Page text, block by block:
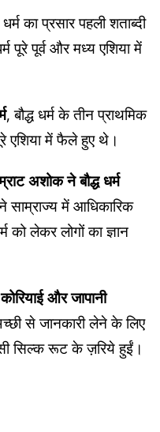
का प्रसार पहली शताब्दी
पूरे पूर्व और मध्य एशिया में
, बौद्ध धर्म के तीन प्राथमिक
एशिया में फैले हुए थे।
अशोक ने बौद्ध धर्म
साम्राज्य में आधिकारिक
को लेकर लोगों का ज्ञान
और जापानी
से जानकारी लेने के लिए
सिल्क रूट के ज़रिये हुईं।